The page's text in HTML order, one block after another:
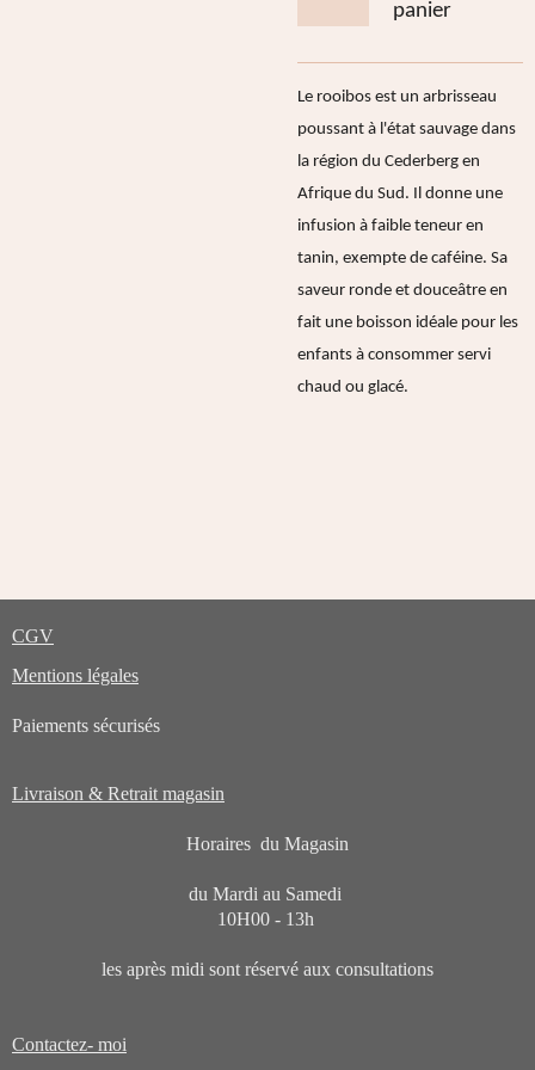
panier
Le rooibos est un arbrisseau
poussant à l'état sauvage dans
la région du Cederberg en
Afrique du Sud. Il donne une
infusion à faible teneur en
tanin, exempte de caféine. Sa
saveur ronde et douceâtre en
fait une boisson idéale pour les
enfants à consommer servi
chaud ou glacé.
CGV
Mentions légales
Paiements sécurisés
Livraison & Retrait magasin
Horaires du Magasin
du Mardi au Samedi
10H00 - 13h
les après midi sont réservé aux consultations
Contactez- moi